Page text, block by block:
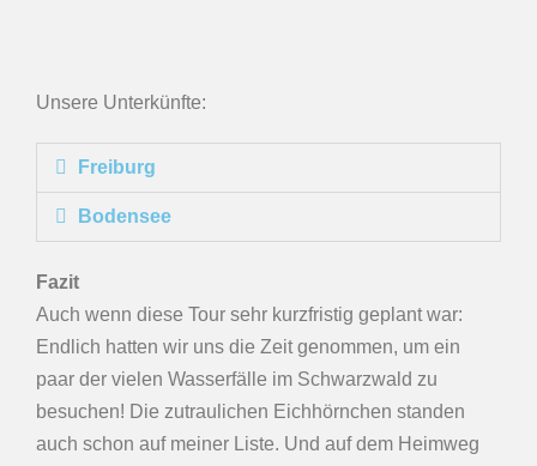
Unsere Unterkünfte:
Freiburg
Bodensee
Fazit
Auch wenn diese Tour sehr kurzfristig geplant war:
Endlich hatten wir uns die Zeit genommen, um ein
paar der vielen Wasserfälle im Schwarzwald zu
besuchen! Die zutraulichen Eichhörnchen standen
auch schon auf meiner Liste. Und auf dem Heimweg